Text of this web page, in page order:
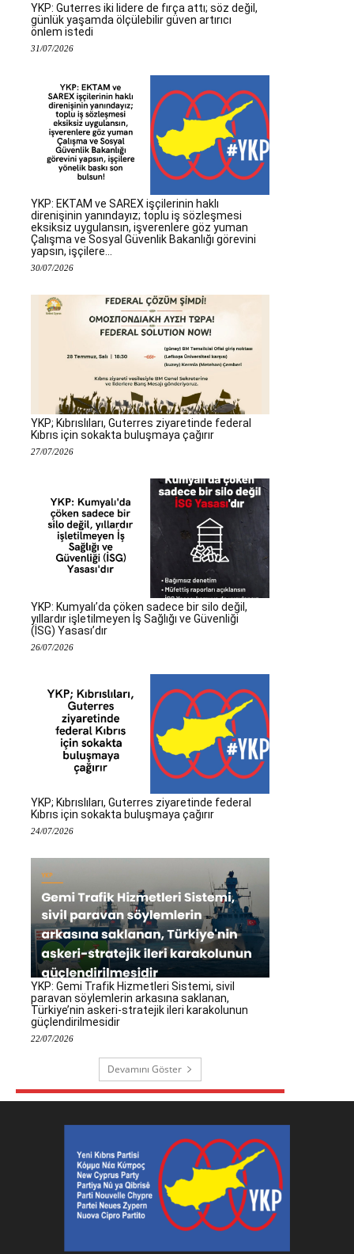
YKP: Guterres iki lidere de fırça attı; söz değil,
günlük yaşamda ölçülebilir güven artırıcı
önlem istedi
31/07/2026
YKP: EKTAM ve SAREX işçilerinin haklı
direnişinin yanındayız; toplu iş sözleşmesi
eksiksiz uygulansın, işverenlere göz yuman
Çalışma ve Sosyal Güvenlik Bakanlığı görevini
yapsın, işçilere...
30/07/2026
YKP; Kıbrıslıları, Guterres ziyaretinde federal
Kıbrıs için sokakta buluşmaya çağırır
27/07/2026
YKP: Kumyalı’da çöken sadece bir silo değil,
yıllardır işletilmeyen İş Sağlığı ve Güvenliği
(İSG) Yasası’dır
26/07/2026
YKP; Kıbrıslıları, Guterres ziyaretinde federal
Kıbrıs için sokakta buluşmaya çağırır
24/07/2026
YKP: Gemi Trafik Hizmetleri Sistemi, sivil
paravan söylemlerin arkasına saklanan,
Türkiye’nin askeri-stratejik ileri karakolunun
güçlendirilmesidir
22/07/2026
Devamını Göster